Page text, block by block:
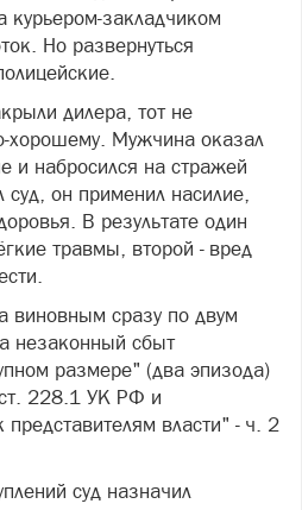
курьером-закладчиком
Но развернуться
дилера, тот не
хорошему. Мужчина оказал
и набросился на стражей
суд, он применил насилие,
В результате один
травмы, второй - вред
виновным сразу по двум
незаконный сбыт
размере" (два эпизода)
228.1 УК РФ и
власти" - ч. 2
суд назначил